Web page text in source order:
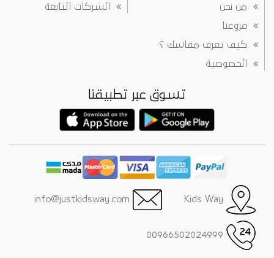
من نحن
فروعنا
كيف تعرف مقاسك ؟
الخصوصية
الشركات التابعة
تسوق عبر تطبيقنا